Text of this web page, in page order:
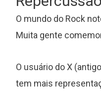
O mundo do Rock
Muita gente
O usuário do X
tem mais